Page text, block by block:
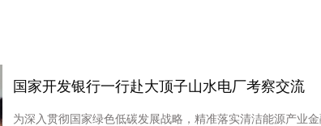
国家开发银行一行赴大顶子山水电厂考察交流
为深入贯彻国家绿色低碳发展战略，精准落实清洁能源产业